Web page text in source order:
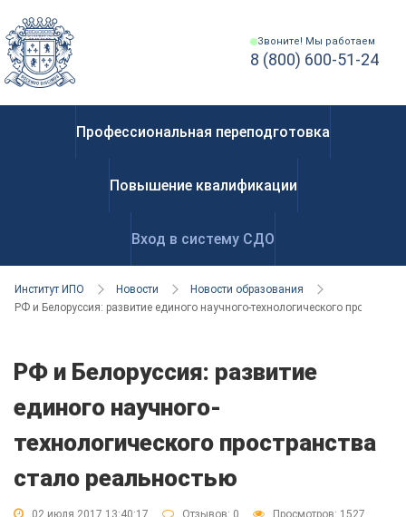
Звоните! Мы работаем
8 (800) 600-51-24
Профессиональная переподготовка
Повышение квалификации
Вход в систему СДО
Институт ИПО Новости
Новости образования
РФ и Белоруссия: развитие единого научного-технологического
РФ и Белоруссия: развитие
единого научного-
технологического пространства
стало реальностью
02 июля 2017 13:40:17 Отзывов: 0 Просмотров: 1527